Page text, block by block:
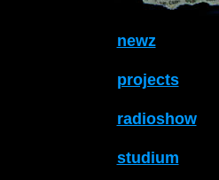
newz
projects
radioshow
studium